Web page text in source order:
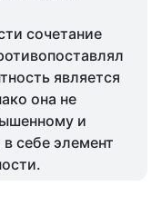
сочетание
является
она не
и
себе элемент